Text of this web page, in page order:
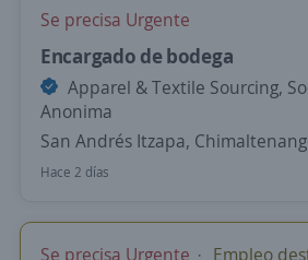
Se precisa Urgente
Encargado de bodega
Apparel & Textile Sourcing,
Anonima
San Andrés Itzapa,
Hace 2 días
Se precisa Urgente Empleo